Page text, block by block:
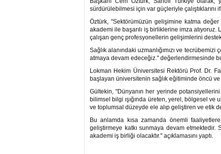
sürdürülebilmesi için var güçleriyle çalıştıklarını
Öztürk, "Sektörümüzün gelişimine katma
akademi ile başarılı iş birliklerine imza
çalışan genç profesyonellerin gelişimlerini
Sağlık alanındaki uzmanlığımızı ve
atmaya devam edeceğiz." değerlendirmesinde
Lokman Hekim Üniversitesi Rektörü Prof. Dr.
başlayan üniversitenin sağlık eğitiminde öncü
Gültekin, "Dünyanın her yerinde
bilimsel bilgi ışığında üreten, yerel, bölgesel ve
ve toplumsal düzeyde ele alıp geliştiren ve etik
Bu anlamda kısa zamanda önemli
geliştirmeye katkı sunmaya devam
akademi iş birliği olacaktır." açıklamasını yaptı.